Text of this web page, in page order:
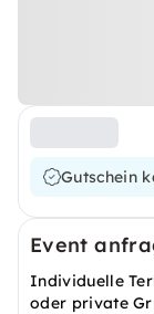
Gutschein
Event
Individuelle
oder private